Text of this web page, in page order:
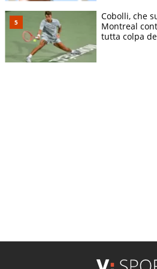
Cobolli, che
Montreal
tutta colpa